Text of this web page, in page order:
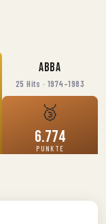
ABBA
25 Hits · 1974–1983
🥉
6.774
PUNKTE